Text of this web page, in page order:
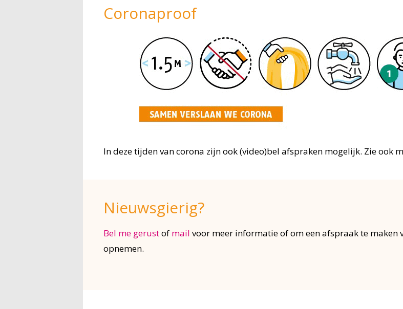
Coronaproof
In deze tijden van corona zijn ook (video)bel afspraken mogelijk. Zie ook
Nieuwsgierig?
Bel me gerustof mail voor meer informatie of om een afspraak te maken
opnemen.